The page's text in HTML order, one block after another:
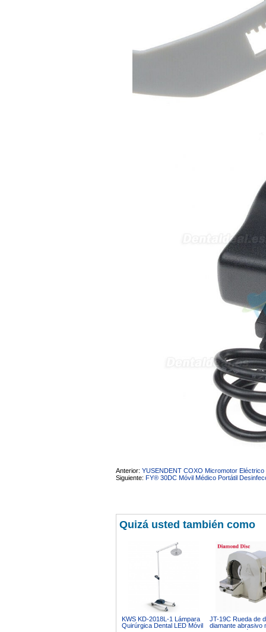
Anterior: YUSENDENT COXO Micromotor
Siguiente: FY® 30DC Móvil Médico Portátil
Quizá usted también como
KWS KD-2018L-1 Lámpara
Quirúrgica Dental LED Móvil
JT-19C Rueda de
diamante abrasivo